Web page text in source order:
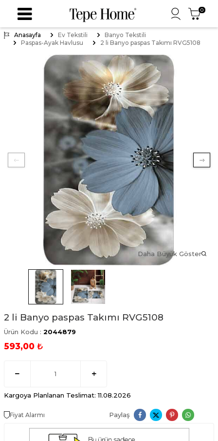
0
Anasayfa Ev Tekstili
Banyo Tekstili
Paspas-Ayak Havlusu
2 li Banyo paspas Takımı RVG5108
Daha Büyük Göster
2 li Banyo paspas Takımı RVG5108
Ürün Kodu : 2044879
593,00 ₺
Kargoya Planlanan Teslimat: 11.08.2026
Fiyat Alarmı Paylaş